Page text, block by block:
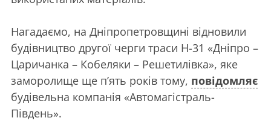
Нагадаємо, на Дніпропетровщині відновили
будівництво другої черги траси Н-31 «Дніпро –
Царичанка – Кобеляки – Решетилівка», яке
заморолище ще п’ять років тому, повідомляє
будівельна компанія «Автомагістраль-
Південь».